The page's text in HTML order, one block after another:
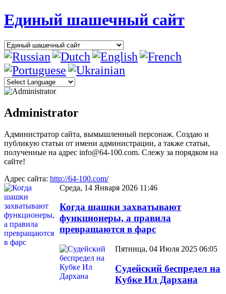
Единый шашечный сайт
Administrator
Администратор сайта, вымышленный персонаж. Создаю и
публикую статьи от имени администрации, а также статьи,
полученные на адрес info@64-100.com. Слежу за порядком на
сайте!
Адрес сайта: http://64-100.com/
Среда, 14 Января 2026 11:46
Когда шашки захватывают
функционеры, а правила
превращаются в фарс
Пятница, 04 Июля 2025 06:05
Судейский беспредел на
Кубке Ил Дархана